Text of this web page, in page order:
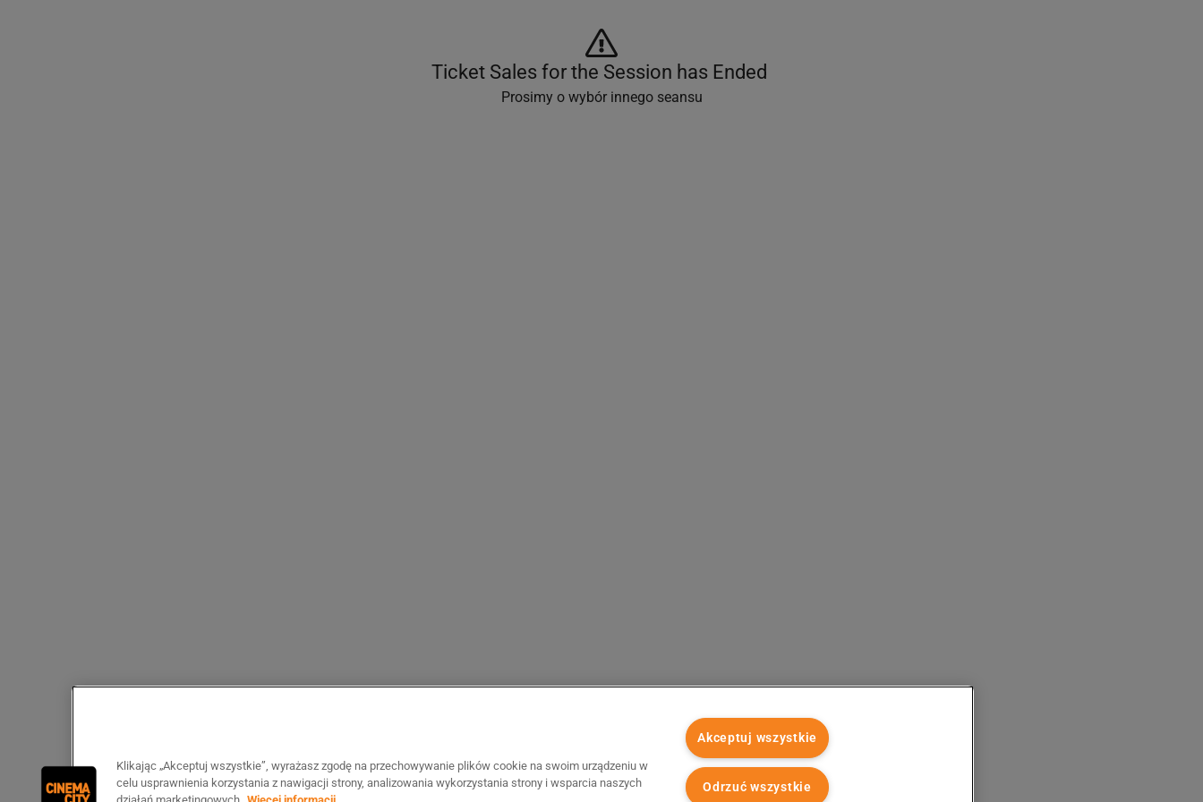
Ticket Sales for the Session has Ended
Prosimy o wybór innego seansu
Klikając „Akceptuj wszystkie”, wyrażasz zgodę na przechowywanie plików cookie na swoim urządzeniu w
celu usprawnienia korzystania z nawigacji strony, analizowania wykorzystania strony i wsparcia naszych
Akceptuj wszystkie
Odrzuć wszystkie